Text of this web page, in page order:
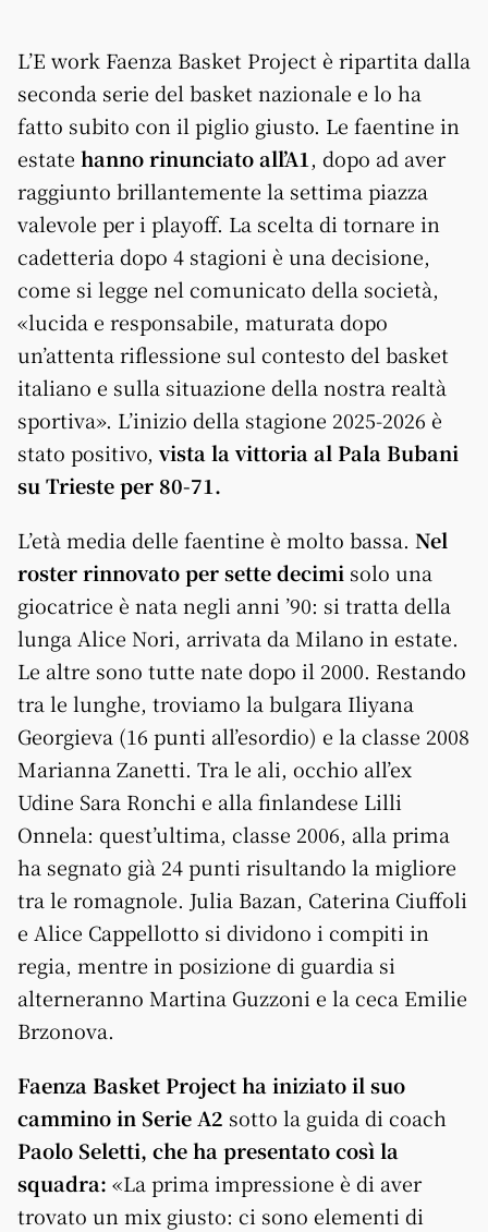
L’E work Faenza Basket Project è ripartita dalla
seconda serie del basket nazionale e lo ha
fatto subito con il piglio giusto. Le faentine in
estate hanno rinunciato all’A1 , dopo ad aver
raggiunto brillantemente la settima piazza
valevole per i playoff. La scelta di tornare in
cadetteria dopo 4 stagioni è una decisione,
come si legge nel comunicato della società,
«lucida e responsabile, maturata dopo
un’attenta riflessione sul contesto del basket
italiano e sulla situazione della nostra realtà
sportiva». L’inizio della stagione 2025-2026 è
stato positivo, vista la vittoria al Pala Bubani
su Trieste per 80-71.
L’età media delle faentine è molto bassa. Nel
roster rinnovato per sette decimi solo una
giocatrice è nata negli anni ’90: si tratta della
lunga Alice Nori, arrivata da Milano in estate.
Le altre sono tutte nate dopo il 2000. Restando
tra le lunghe, troviamo la bulgara Iliyana
Georgieva (16 punti all’esordio) e la classe 2008
Marianna Zanetti. Tra le ali, occhio all’ex
Udine Sara Ronchi e alla finlandese Lilli
Onnela: quest’ultima, classe 2006, alla prima
ha segnato già 24 punti risultando la migliore
tra le romagnole. Julia Bazan, Caterina Ciuffoli
e Alice Cappellotto si dividono i compiti in
regia, mentre in posizione di guardia si
alterneranno Martina Guzzoni e la ceca Emilie
Brzonova.
Faenza Basket Project ha iniziato il suo
cammino in Serie A2 sotto la guida di coach
Paolo Seletti, che ha presentato così la
squadra: «La prima impressione è di aver
trovato un mix giusto: ci sono elementi di